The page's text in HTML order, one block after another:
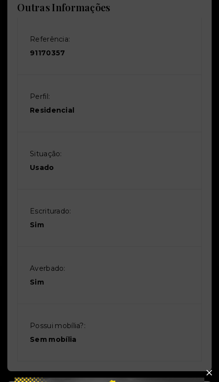
Outras Informações
Referência:
91170357
Perfil:
Residencial
Situação:
Usado
Escriturado:
Sim
Averbado:
Sim
Possui mobília?:
Sem mobília